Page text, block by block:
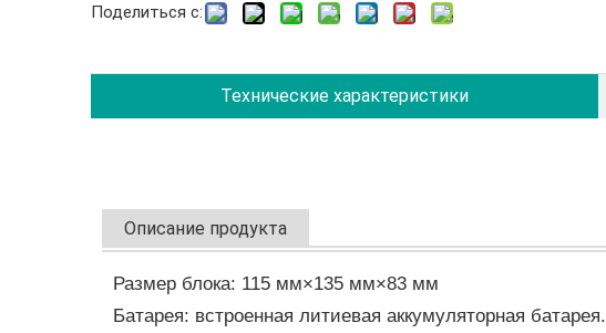
Поделиться с:
Технические характеристики
Описание продукта
Размер блока: 115 мм×135 мм×83 мм
Батарея: встроенная литиевая аккумуляторная батарея.